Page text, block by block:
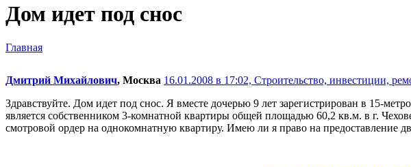
Дом идет под снос
Главная
Дмитрий Михайлович, Москва 16.01.2008 в 17:02, Строительство, инвестиции,
Здравствуйте. Дом идет под снос. Я вместе дочерью 9 лет зарегистрирован в 15-
является собственником 3-комнатной квартиры общей площадью 60,2 кв.м. в г.
смотровой ордер на однокомнатную квартиру. Имею ли я право на предоставление